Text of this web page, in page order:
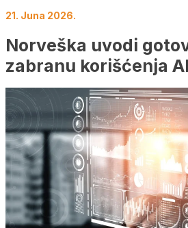
21. Juna 2026.
Norveška uvodi
zabranu korišćenja AI